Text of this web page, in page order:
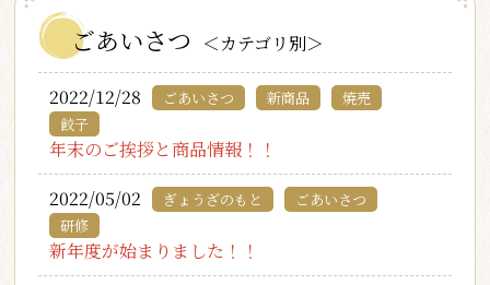
ごあいさつ ＜カテゴリ別＞
2022/12/28 ごあいさつ 新商品
焼売
餃子
年末のご挨拶と商品情報！！
2022/05/02
ぎょうざのもと
ごあいさつ
研修
新年度が始まりました！！